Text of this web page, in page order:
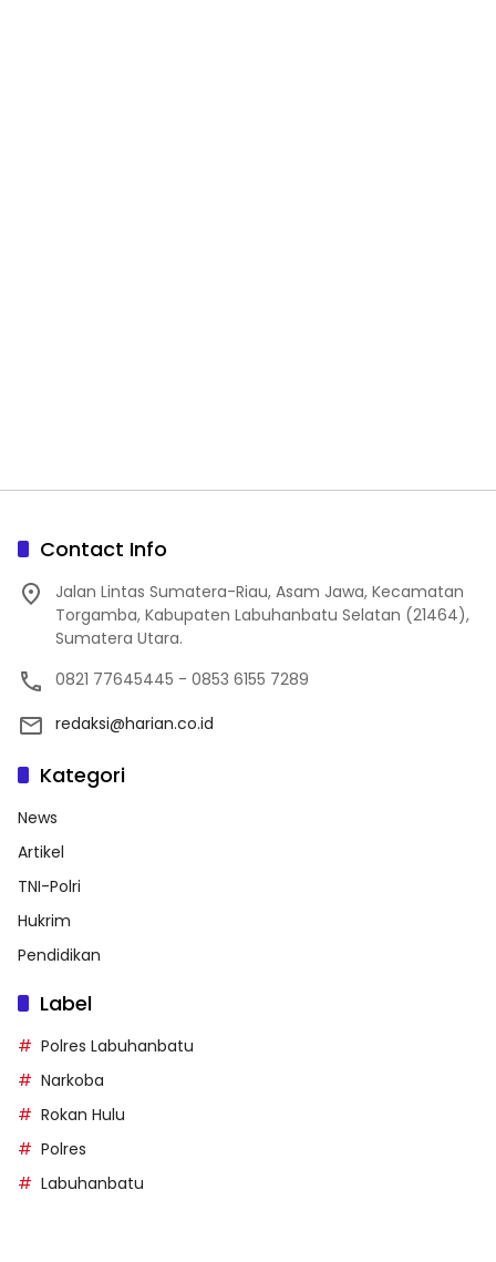
Contact Info
Jalan Lintas Sumatera-Riau, Asam Jawa, Kecamatan
Torgamba, Kabupaten Labuhanbatu Selatan (21464),
Sumatera Utara.
0821 77645445 - 0853 6155 7289
redaksi@harian.co.id
Kategori
News
Artikel
TNI-Polri
Hukrim
Pendidikan
Label
Polres Labuhanbatu
Narkoba
Rokan Hulu
Polres
Labuhanbatu